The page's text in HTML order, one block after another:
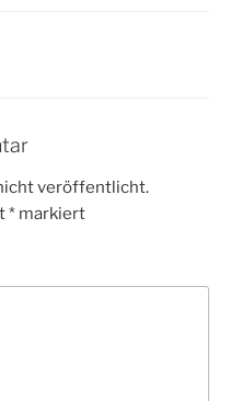
veröffentlicht.
* markiert